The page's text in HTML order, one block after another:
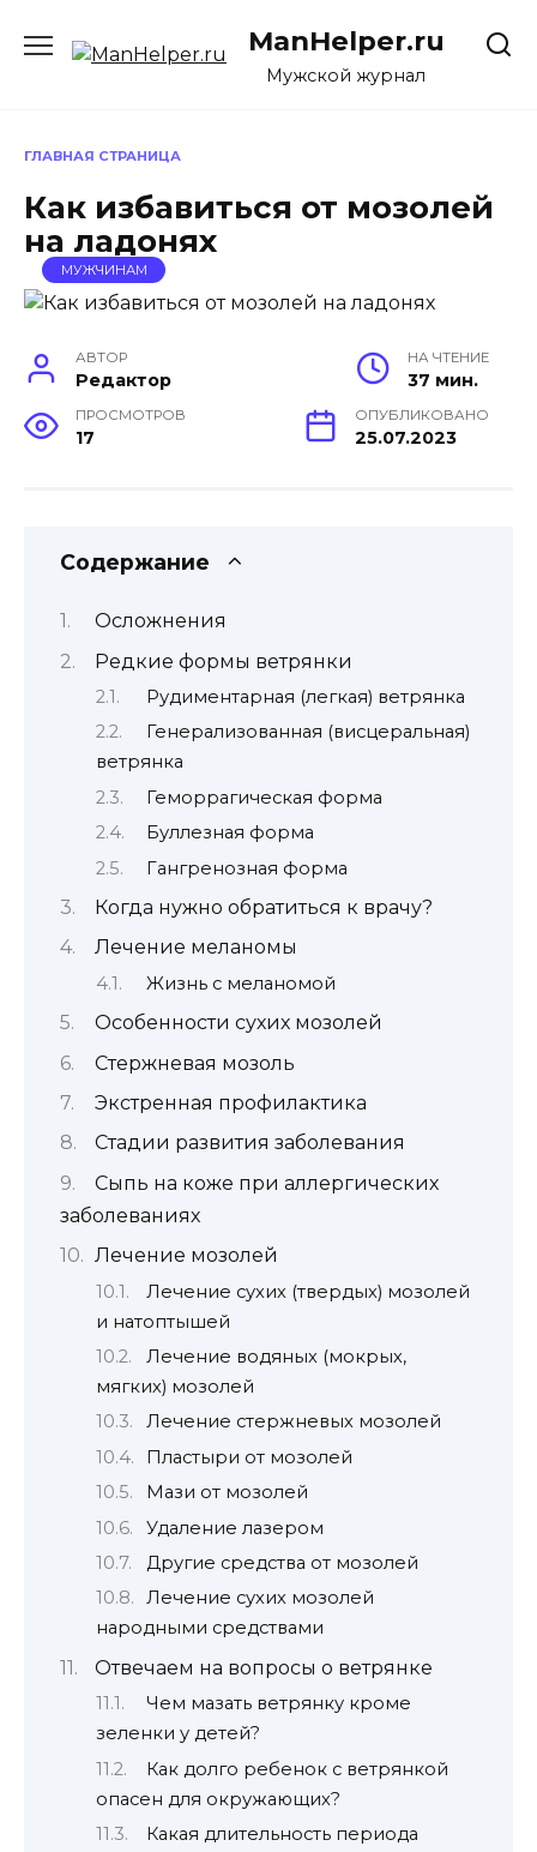
содержанию
ManHelper.ru
Мужской журнал
ГЛАВНАЯ СТРАНИЦА
Как избавиться от мозолей
на ладонях
МУЖЧИНАМ
АВТОР
Редактор
НА ЧТЕНИЕ
37 мин.
ПРОСМОТРОВ
17
ОПУБЛИКОВАНО
25.07.2023
Содержание
Осложнения
Редкие формы ветрянки
Рудиментарная (легкая) ветрянка
Генерализованная (висцеральная)
ветрянка
Геморрагическая форма
Буллезная форма
Гангренозная форма
Когда нужно обратиться к врачу?
Лечение меланомы
Жизнь с меланомой
Особенности сухих мозолей
Стержневая мозоль
Экстренная профилактика
Стадии развития заболевания
Сыпь на коже при аллергических
заболеваниях
Лечение мозолей
Лечение сухих (твердых) мозолей
и натоптышей
Лечение водяных (мокрых,
мягких) мозолей
Лечение стержневых мозолей
Пластыри от мозолей
Мази от мозолей
Удаление лазером
Другие средства от мозолей
Лечение сухих мозолей
народными средствами
Отвечаем на вопросы о ветрянке
Чем мазать ветрянку кроме
зеленки у детей?
Как долго ребенок с ветрянкой
опасен для окружающих?
Какая длительность периода